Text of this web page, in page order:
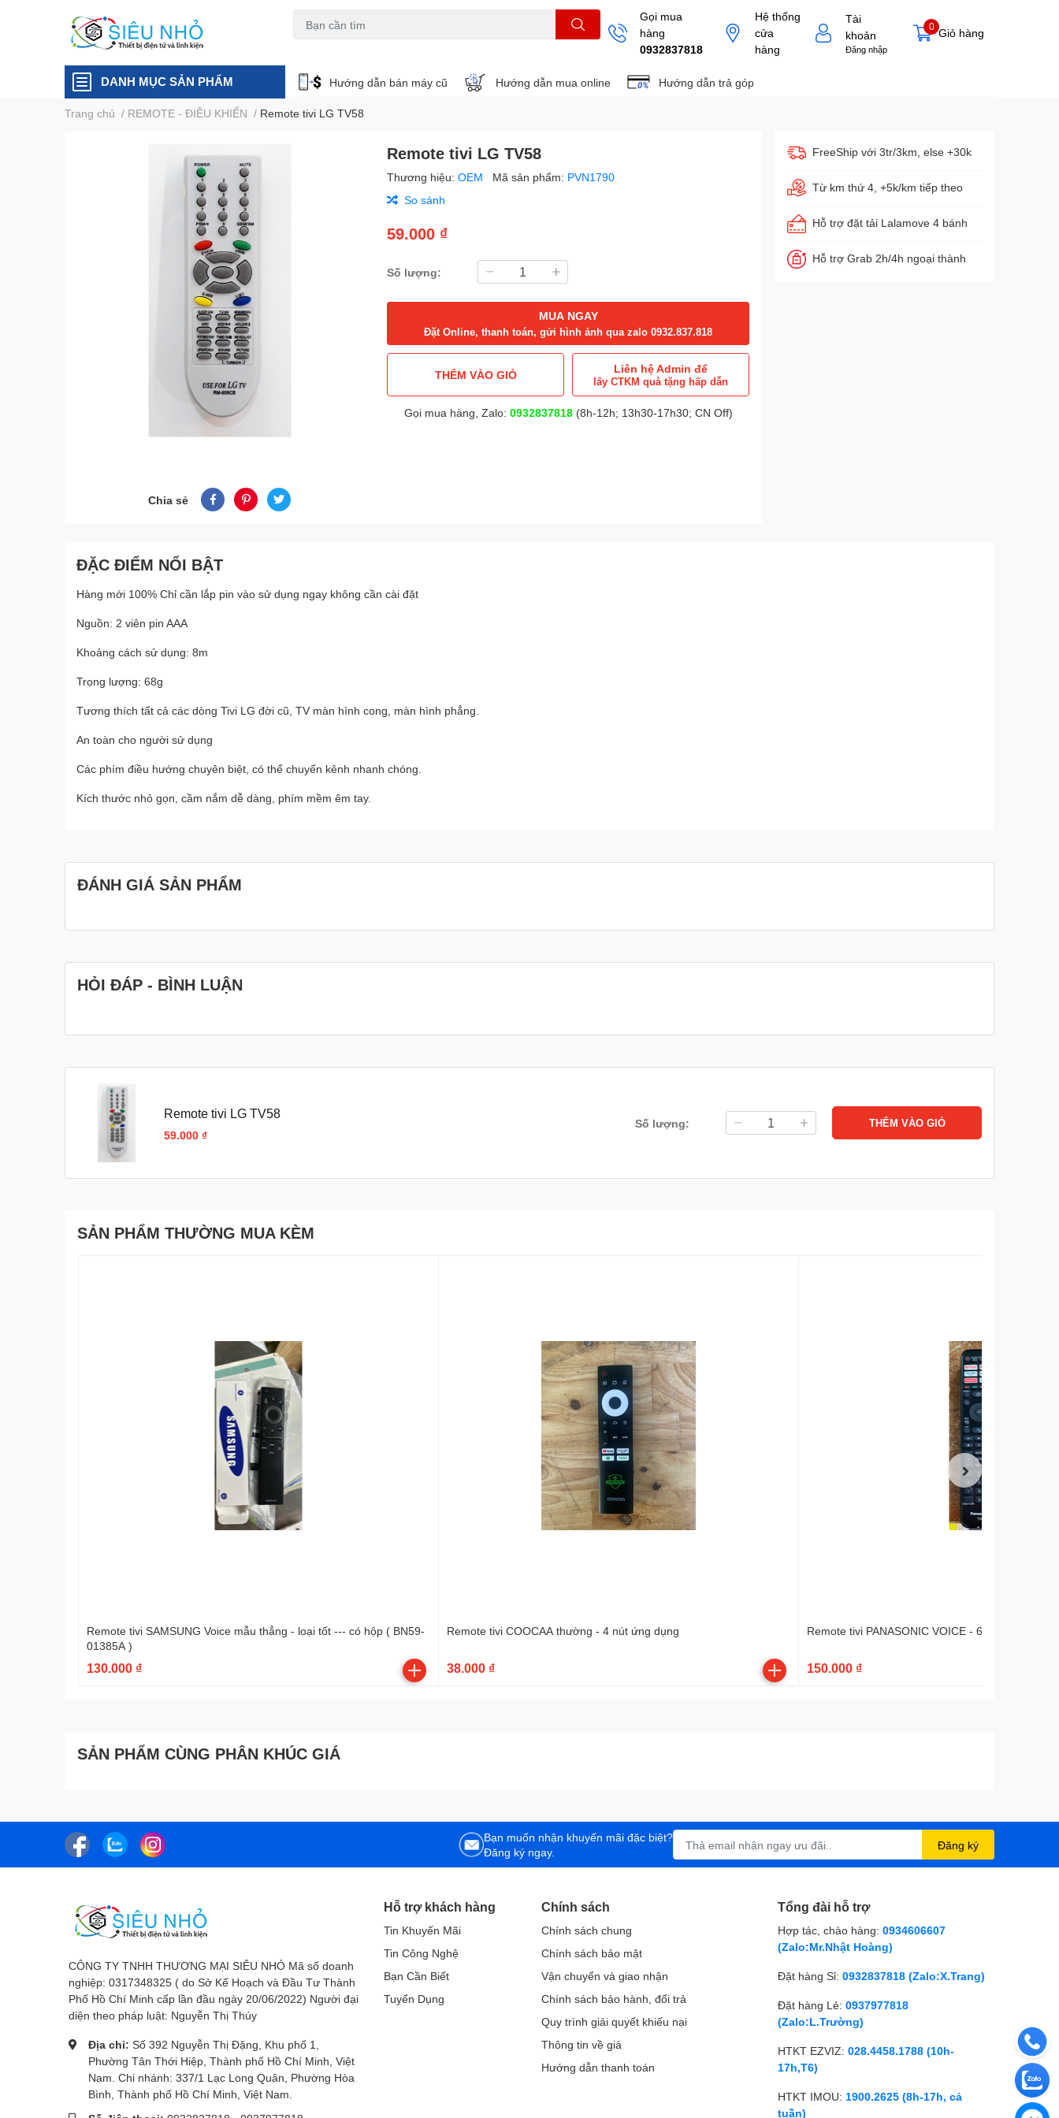
Gọi mua
hàng
0932837818
Hệ thống
cửa
hàng
Tài
khoản
Đăng nhập
Giỏ hàng
0
DANH MỤC SẢN PHẨM Hướng dẫn bán máy cũ Hướng dẫn mua online Hướng dẫn trả góp
Trang chủ / REMOTE - ĐIỀU KHIỂN / Remote tivi LG TV58
Chia sẻ
Remote tivi LG TV58
Thương hiệu:OEM Mã sản phẩm: PVN1790
So sánh
59.000 ₫
Số lượng:
MUA NGAY
Đặt Online, thanh toán, gửi hình ảnh qua zalo 0932.837.818
THÊM VÀO GIỎ Liên hệ Admin để
lấy CTKM quà tặng hấp dẫn
Gọi mua hàng, Zalo: 0932837818(8h-12h; 13h30-17h30; CN Off)
FreeShip với 3tr/3km, else +30k
Từ km thứ 4, +5k/km tiếp theo
Hỗ trợ đặt tải Lalamove 4 bánh
Hỗ trợ Grab 2h/4h ngoại thành
ĐẶC ĐIỂM NỔI BẬT
Hàng mới 100% Chỉ cần lắp pin vào sử dụng ngay không cần cài đặt
Nguồn: 2 viên pin AAA
Khoảng cách sử dụng: 8m
Trọng lượng: 68g
Tương thích tất cả các dòng Tivi LG đời cũ, TV màn hình cong, màn hình phẳng.
An toàn cho người sử dụng
Các phím điều hướng chuyên biệt, có thể chuyển kênh nhanh chóng.
Kích thước nhỏ gọn, cầm nắm dễ dàng, phím mềm êm tay.
ĐÁNH GIÁ SẢN PHẨM
HỎI ĐÁP - BÌNH LUẬN
Remote tivi LG TV58
59.000 ₫
Số lượng: THÊM VÀO GIỎ
SẢN PHẨM THƯỜNG MUA KÈM
Remote tivi SAMSUNG Voice mẫu thẳng - loại tốt --- có hộp ( BN59-
01385A )
130.000 ₫
Remote tivi COOCAA thường - 4 nút ứng dụng
38.000 ₫
Remote tivi PANASONIC VOICE - 6 nút ứng dụng
150.000 ₫
SẢN PHẨM CÙNG PHÂN KHÚC GIÁ
Bạn muốn nhận khuyến mãi đặc biệt?
Đăng ký ngay.
Đăng ký
CÔNG TY TNHH THƯƠNG MẠI SIÊU NHỎ Mã số doanh
nghiệp: 0317348325 ( do Sở Kế Hoạch và Đầu Tư Thành
Phố Hồ Chí Minh cấp lần đầu ngày 20/06/2022) Người đại
diện theo pháp luật: Nguyễn Thị Thúy
Địa chỉ: Số 392 Nguyễn Thị Đặng, Khu phố 1,
Phường Tân Thới Hiệp, Thành phố Hồ Chí Minh, Việt
Nam. Chi nhánh: 337/1 Lạc Long Quân, Phường Hòa
Bình, Thành phố Hồ Chí Minh, Việt Nam.
Hỗ trợ khách hàng
Tin Khuyến Mãi
Tin Công Nghệ
Bạn Cần Biết
Tuyển Dụng
Chính sách
Chính sách chung
Chính sách bảo mật
Vận chuyển và giao nhận
Chính sách bảo hành, đổi trả
Quy trình giải quyết khiếu nại
Thông tin về giá
Hướng dẫn thanh toán
Tổng đài hỗ trợ
Hợp tác, chào hàng: 0934606607
(Zalo:Mr.Nhật Hoàng)
Đặt hàng Sỉ: 0932837818 (Zalo:X.Trang)
Đặt hàng Lẻ: 0937977818
(Zalo:L.Trường)
HTKT EZVIZ: 028.4458.1788 (10h-
17h,T6)
HTKT IMOU: 1900.2625 (8h-17h, cả
tuần)